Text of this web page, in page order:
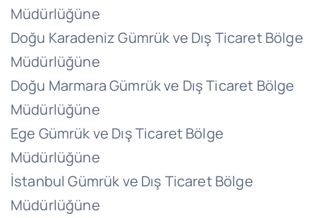
Müdürlüğüne
Doğu Karadeniz Gümrük ve Dış Ticaret Bölge
Müdürlüğüne
Doğu Marmara Gümrük ve Dış Ticaret Bölge
Müdürlüğüne
Ege Gümrük ve Dış Ticaret Bölge
Müdürlüğüne
İstanbul Gümrük ve Dış Ticaret Bölge
Müdürlüğüne